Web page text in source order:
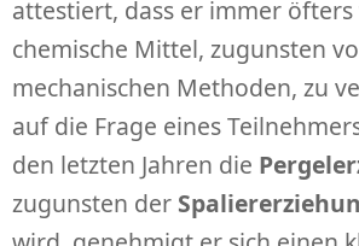
attestiert, dass er immer
chemische Mittel, zugunsten
mechanischen Methoden, zu
auf die Frage eines
den letzten Jahren die
zugunsten der